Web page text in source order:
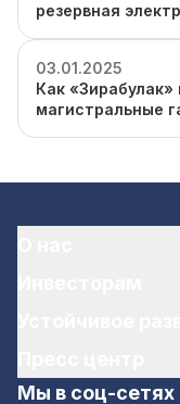
резервная
03.01.2025
Как
магистральные
Мы в соц-сетях